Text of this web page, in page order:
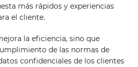
más rápidos y experiencias
el cliente.
la eficiencia, sino que
de las normas de
confidenciales de los clientes